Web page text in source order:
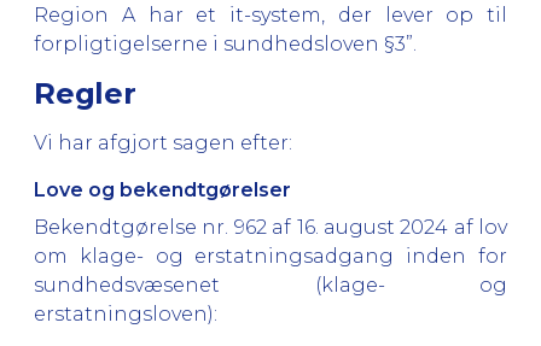
Region A har et it-system, der lever op til
forpligtigelserne i sundhedsloven §3”.
Regler
Vi har afgjort sagen efter:
Love og bekendtgørelser
Bekendtgørelse nr. 962 af 16. august 2024 af lov
om klage- og erstatningsadgang inden for
sundhedsvæsenet (klage- og
erstatningsloven):